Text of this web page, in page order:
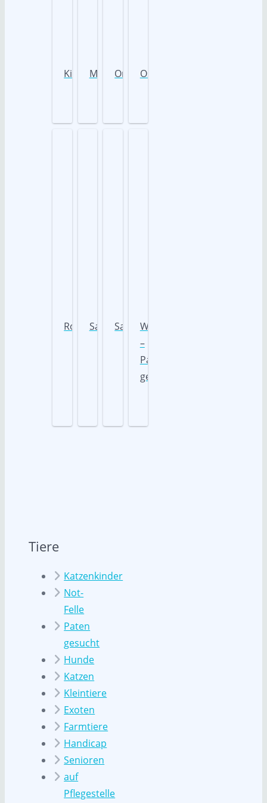
Kiki Mia Onyx Oskar
RockySammySamuWaschbärbande
–
Paten
gesucht
Tiere
Katzenkinder
Not-
Felle
Paten
gesucht
Hunde
Katzen
Kleintiere
Exoten
Farmtiere
Handicap
Senioren
auf
Pflegestelle